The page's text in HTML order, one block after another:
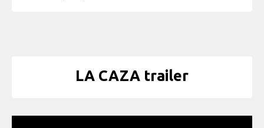
LA CAZA trailer